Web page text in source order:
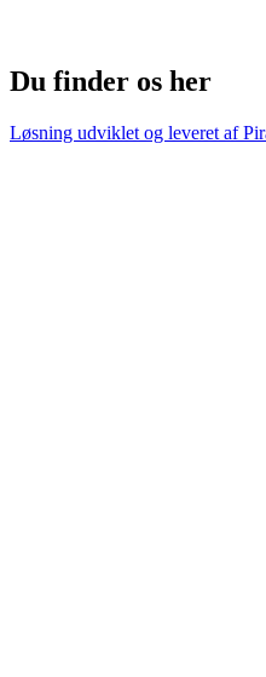
Du finder os her
Løsning udviklet og leveret af